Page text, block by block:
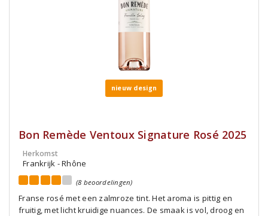
nieuw design
Bon Remède Ventoux Signature Rosé 2025
Herkomst
Frankrijk - Rhône
(8 beoordelingen)
Franse rosé met een zalmroze tint. Het aroma is pittig en
fruitig, met licht kruidige nuances. De smaak is vol, droog en